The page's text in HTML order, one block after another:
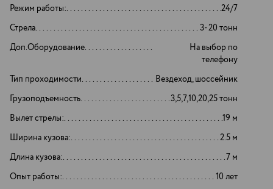
Режим работы:
24/7
Стрела
3- 20 тонн
Доп.Оборудование
На выбор по
телефону
Тип проходимости
Вездеход, шоссейник
Грузоподъемность
3,5,7,10,20,25 тонн
Вылет стрелы:
19 м
Ширина кузова:
2.5 м
Длина кузова:
7 м
Опыт работы:
10 лет